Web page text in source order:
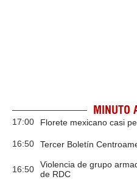
MINUTO
17:00 Florete mexicano casi
16:50 Tercer Boletín
16:50
Violencia de grupo
de RDC